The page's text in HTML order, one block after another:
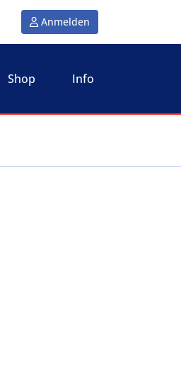
Anmelden
Shop Info